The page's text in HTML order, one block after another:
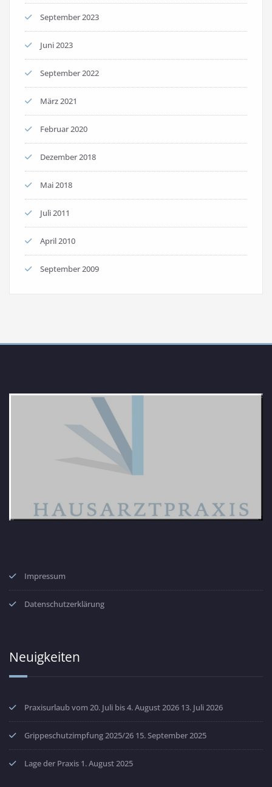
September 2023
Juni 2023
September 2022
März 2021
Februar 2020
Dezember 2018
Mai 2018
Juli 2011
April 2010
September 2009
Impressum
Datenschutzerklärung
Neuigkeiten
Praxisurlaub vom 20. Juli bis 4. August 2026 13. Juli 2026
Grippeschutzimpfung 2025/26 15. September 2025
Lage der Praxis 1. August 2025